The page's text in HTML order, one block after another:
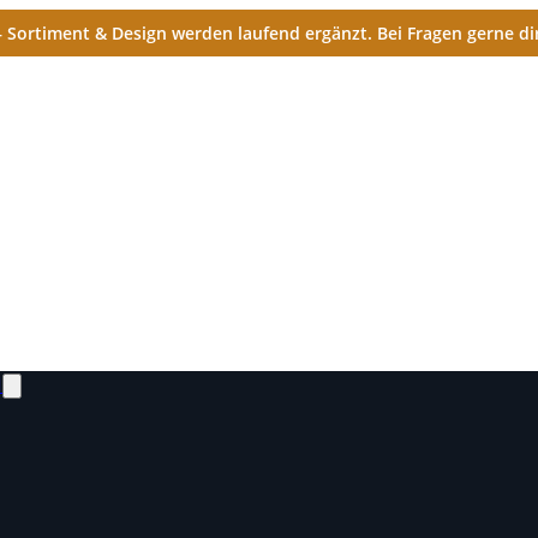
Sortiment & Design werden laufend ergänzt. Bei Fragen gerne